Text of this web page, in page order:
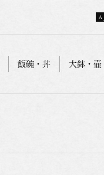
飯碗・丼 大鉢・壷